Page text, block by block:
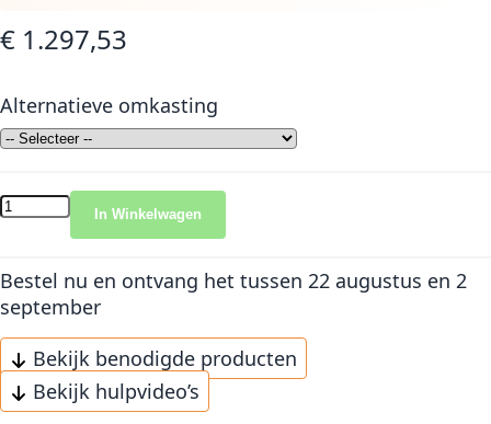
€ 1.297,53
Alternatieve omkasting
In Winkelwagen
Bestel nu en ontvang het tussen 22 augustus en 2
september
Bekijk benodigde producten
Bekijk hulpvideo’s